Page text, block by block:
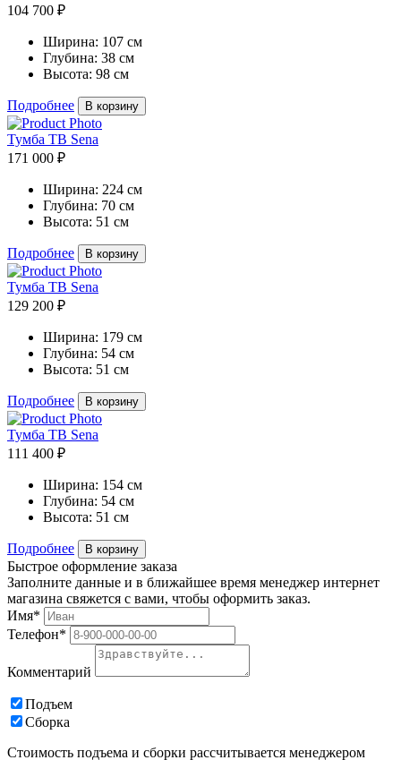
104 700 ₽
Ширина: 107 см
Глубина: 38 см
Высота: 98 см
Подробнее В корзину
Тумба ТВ Sena
171 000 ₽
Ширина: 224 см
Глубина: 70 см
Высота: 51 см
Подробнее В корзину
Тумба ТВ Sena
129 200 ₽
Ширина: 179 см
Глубина: 54 см
Высота: 51 см
Подробнее В корзину
Тумба ТВ Sena
111 400 ₽
Ширина: 154 см
Глубина: 54 см
Высота: 51 см
Подробнее В корзину
Быстрое оформление заказа
Заполните данные и в ближайшее время менеджер интернет
магазина свяжется с вами, чтобы оформить заказ.
Имя*
Телефон*
Комментарий
Подъем
Сборка
Стоимость подъема и сборки рассчитывается менеджером